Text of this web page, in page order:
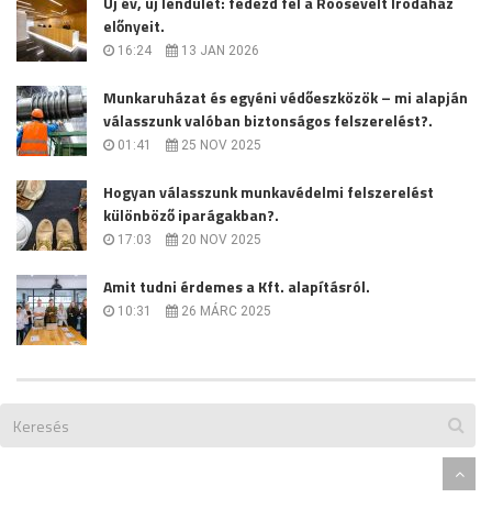
előnyeit.
16:24 13 JAN 2026
Munkaruházat és egyéni védőeszközök – mi alapján
válasszunk valóban biztonságos felszerelést?.
01:41 25 NOV 2025
Hogyan válasszunk munkavédelmi felszerelést
különböző iparágakban?.
17:03 20 NOV 2025
Amit tudni érdemes a Kft. alapításról.
10:31 26 MÁRC 2025